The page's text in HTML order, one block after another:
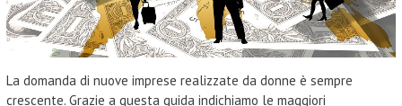
La domanda di nuove imprese realizzate da donne è sempre
crescente. Grazie a questa guida indichiamo le maggiori